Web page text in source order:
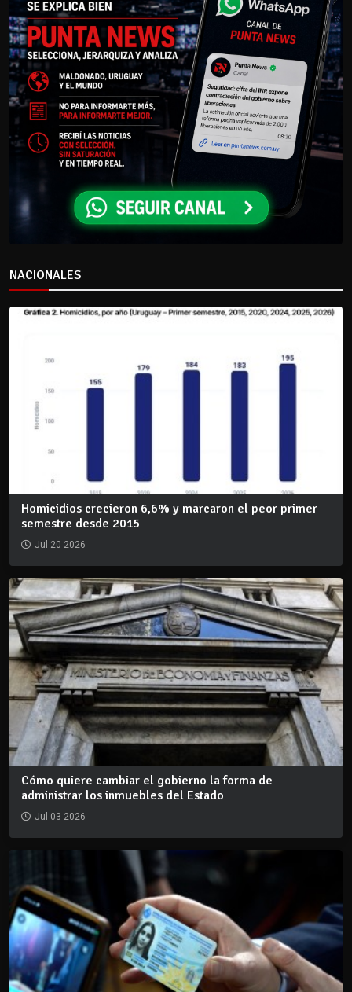
NACIONALES
Homicidios crecieron 6,6% y marcaron el peor primer
semestre desde 2015
Jul 20 2026
Cómo quiere cambiar el gobierno la forma de
administrar los inmuebles del Estado
Jul 03 2026